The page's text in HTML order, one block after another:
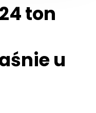
ton
u